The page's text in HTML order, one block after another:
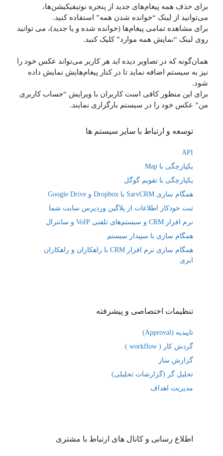
برای حذف همه پیغام‌های جدید از پنجره نوتیفیکیشن‌ها،
می‌توانید از لینک “خوانده شدن همه” استفاده کنید.
برای مشاهده تمامی پیغام‌‌ها (خوانده شده و یا جدید)، می توانید
روی لینک “نمایش همه موارد” کلیک کنید.
همان‌گونه که در تصاویر دیده اید هر کاربر می‌تواند عکس خود را
نیز به سیستم اضافه نماید تا در کنار پیغام‌هایش نمایش داده
شود.
برای این منظور کافی است کاربران با ویرایش “حساب کاربری
من” عکس خود را در سیستم بارگزاری نمایند.
توسعه و ارتباط با سایر سیستم ها
API
یکپارچگی با Map
یکپارچگی با تقویم گوگل
همگام سازی SarvCRM با Dropbox و Google Drive
ثبت خودکار اطلاعات از پلاگین وردپرس سایت شما
نرم افزار CRM و سیستم‌های تلفنی VoIP و سانترال
همگام سازی با سپیدار سیستم
همگام سازی نرم افزار CRM با راهکاران و راهکاران
ابری
تنظیمات اختصاصی و پیشرفته
تاییدیه (Approval)
گردش کار ( workflow )
گزارش ساز
تحلیل گر (گزارشات تحلیلی)
مدیریت اهداف
اطلاع رسانی و کانال های ارتباط با مشتری